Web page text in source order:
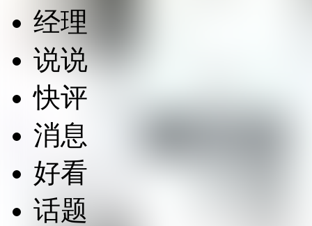
经理
说说
快评
消息
好看
话题